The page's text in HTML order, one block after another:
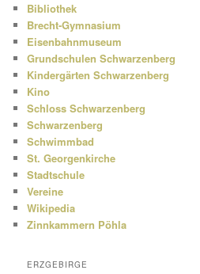
Bibliothek
Brecht-Gymnasium
Eisenbahnmuseum
Grundschulen Schwarzenberg
Kindergärten Schwarzenberg
Kino
Schloss Schwarzenberg
Schwarzenberg
Schwimmbad
St. Georgenkirche
Stadtschule
Vereine
Wikipedia
Zinnkammern Pöhla
ERZGEBIRGE